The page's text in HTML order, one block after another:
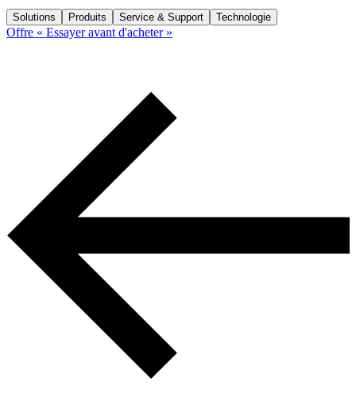
Solutions Produits Service & Support Technologie
Offre « Essayer avant d'acheter »